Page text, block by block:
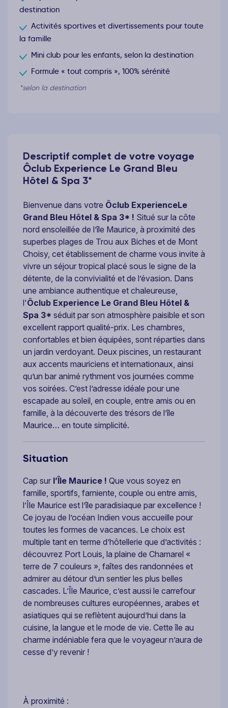
destination
Activités sportives et divertissements pour toute
la famille
Mini club pour les enfants, selon la destination
Formule « tout compris », 100% sérénité
*selon la destination
Descriptif complet de votre voyage
Ôclub Experience Le Grand Bleu
Hôtel & Spa 3*
Bienvenue dans votre Ôclub ExperienceLe
Grand Bleu Hôtel & Spa 3* ! Situé sur la côte
nord ensoleillée de l’île Maurice, à proximité des
superbes plages de Trou aux Biches et de Mont
Choisy, cet établissement de charme vous invite à
vivre un séjour tropical placé sous le signe de la
détente, de la convivialité et de l’évasion. Dans
une ambiance authentique et chaleureuse,
l'Ôclub Experience Le Grand Bleu Hôtel &
Spa 3* séduit par son atmosphère paisible et son
excellent rapport qualité-prix. Les chambres,
confortables et bien équipées, sont réparties dans
un jardin verdoyant. Deux piscines, un restaurant
aux accents mauriciens et internationaux, ainsi
qu’un bar animé rythment vos journées comme
vos soirées. C’est l’adresse idéale pour une
escapade au soleil, en couple, entre amis ou en
famille, à la découverte des trésors de l’île
Maurice… en toute simplicité.
Situation
Cap sur l’Île Maurice ! Que vous soyez en
famille, sportifs, farniente, couple ou entre amis,
l’Île Maurice est l’île paradisiaque par excellence !
Ce joyau de l’océan Indien vous accueille pour
toutes les formes de vacances. Le choix est
multiple tant en terme d’hôtellerie que d’activités :
découvrez Port Louis, la plaine de Chamarel «
terre de 7 couleurs », faîtes des randonnées et
admirer au détour d’un sentier les plus belles
cascades. L’Île Maurice, c’est aussi le carrefour
de nombreuses cultures européennes, arabes et
asiatiques qui se reflètent aujourd’hui dans la
cuisine, la langue et le mode de vie. Cette île au
charme indéniable fera que le voyageur n’aura de
cesse d’y revenir !
À proximité :